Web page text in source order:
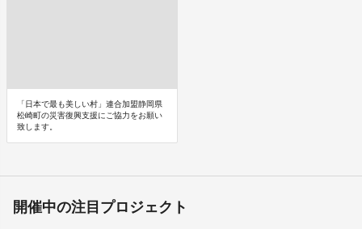
「日本で最も美しい村」連合加盟静岡県
松崎町の災害復興支援にご協力をお願い
致します。
開催中の注目プロジェクト